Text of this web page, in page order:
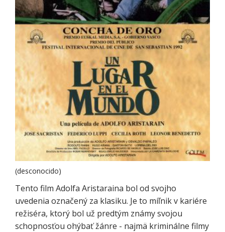
(desconocido)
Tento film Adolfa Aristaraina bol od svojho
uvedenia označený za klasiku. Je to míľnik v kariére
režiséra, ktorý bol už predtým známy svojou
schopnosťou ohýbať žánre - najmä kriminálne filmy